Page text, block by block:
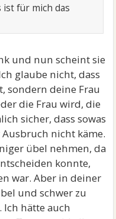
ist für mich das
und nun scheint sie
glaube nicht, dass
sondern deine Frau
die Frau wird, die
sicher, dass sowas
nicht käme.
übel nehmen, da
konnte,
war. Aber in deiner
und schwer zu
Ich hätte auch